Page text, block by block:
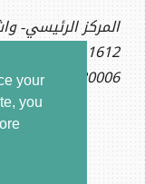
your
you
المركز الرئيسي-
1612 K St NW, Ste 400
DC 20006